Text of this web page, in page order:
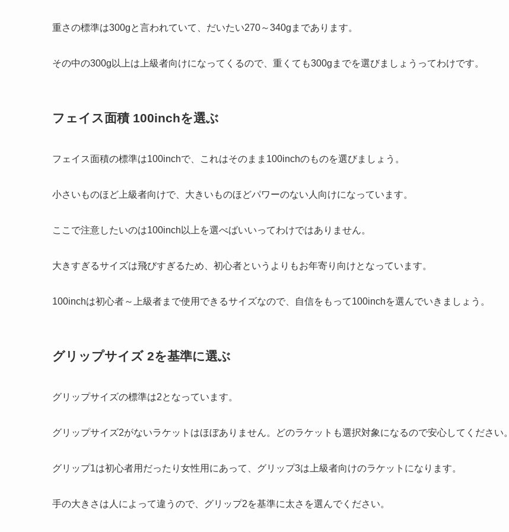
重さの標準は300gと言われていて、だいたい270～340gまであります。
その中の300g以上は上級者向けになってくるので、重くても300gまでを選びましょうってわけです。
フェイス面積 100inchを選ぶ
フェイス面積の標準は100inchで、これはそのまま100inchのものを選びましょう。
小さいものほど上級者向けで、大きいものほどパワーのない人向けになっています。
ここで注意したいのは100inch以上を選べばいいってわけではありません。
大きすぎるサイズは飛びすぎるため、初心者というよりもお年寄り向けとなっています。
100inchは初心者～上級者まで使用できるサイズなので、自信をもって100inchを選んでいきましょう。
グリップサイズ 2を基準に選ぶ
グリップサイズの標準は2となっています。
グリップサイズ2がないラケットはほぼありません。どのラケットも選択対象になるので安心してください。
グリップ1は初心者用だったり女性用にあって、グリップ3は上級者向けのラケットになります。
手の大きさは人によって違うので、グリップ2を基準に太さを選んでください。